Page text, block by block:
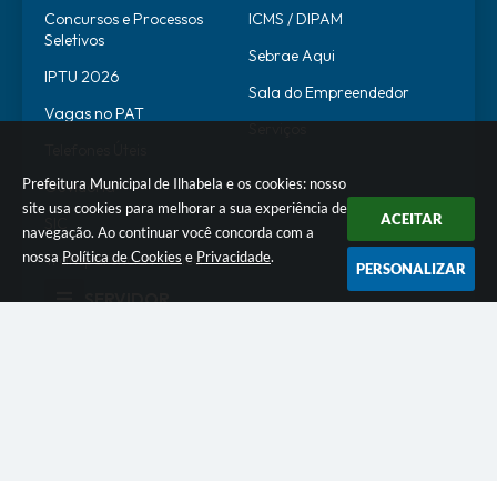
Prefeitura Municipal de Ilhabela e os cookies: nosso
site usa cookies para melhorar a sua experiência de
navegação. Ao continuar você concorda com a
nossa Política de Cookies e Privacidade.
ACEITAR
PERSONALIZAR
Concursos e Processos
Seletivos
IPTU 2026
Vagas no PAT
Ouvidoria
Transparência Pública
ICMS / DIPAM
Sebrae Aqui
Sala do Empreendedor
SERVIDOR